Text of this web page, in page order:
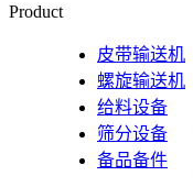
Product
皮带输送机
螺旋输送机
给料设备
筛分设备
备品备件